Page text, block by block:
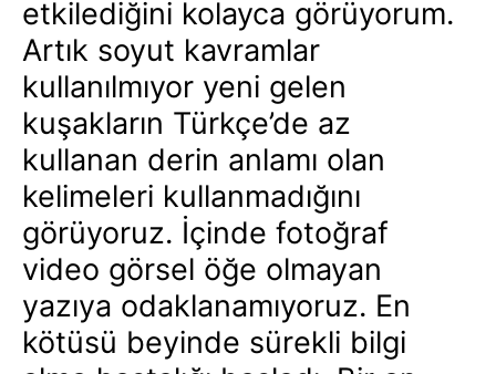
etkilediğini kolayca görüyorum.
Artık soyut kavramlar
kullanılmıyor yeni gelen
kuşakların Türkçe’de az
kullanan derin anlamı olan
kelimeleri kullanmadığını
görüyoruz. İçinde fotoğraf
video görsel öğe olmayan
yazıya odaklanamıyoruz. En
kötüsü beyinde sürekli bilgi